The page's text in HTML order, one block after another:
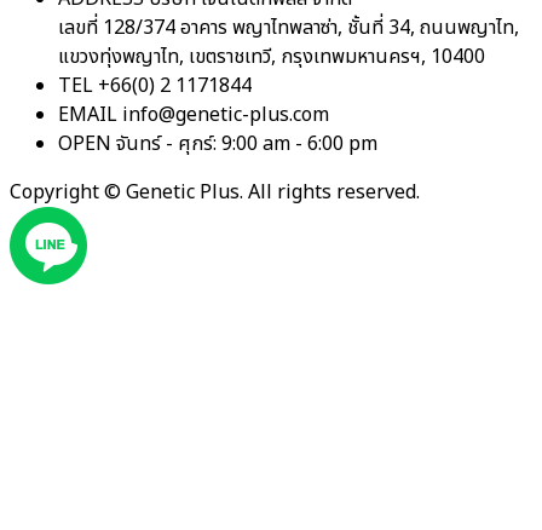
เลขที่ 128/374 อาคาร พญาไทพลาซ่า, ชั้นที่ 34, ถนนพญาไท,
แขวงทุ่งพญาไท, เขตราชเทวี, กรุงเทพมหานครฯ, 10400
TEL +66(0) 2 1171844
EMAIL info@genetic-plus.com
OPEN จันทร์ - ศุกร์: 9:00 am - 6:00 pm
Copyright © Genetic Plus. All rights reserved.